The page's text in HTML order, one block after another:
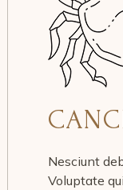
Nesciunt
Voluptate